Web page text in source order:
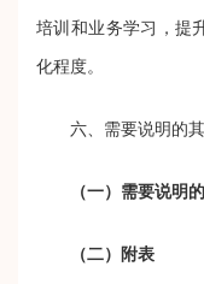
培训和业务学习，提
化程度。
六、需要说明的其
（一）需要说明
（二）附表